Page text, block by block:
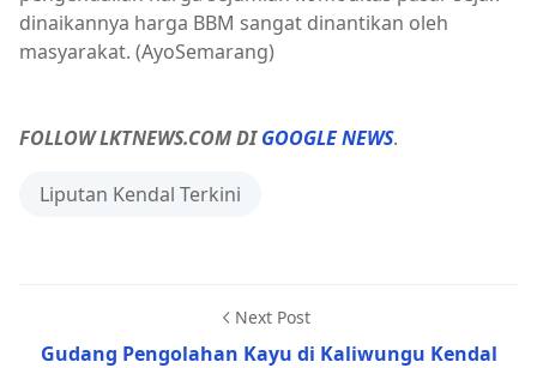
dinaikannya harga BBM sangat dinantikan oleh
masyarakat. (AyoSemarang)
FOLLOW LKTNEWS.COM DIGOOGLE NEWS.
Liputan Kendal Terkini
Next Post
Gudang Pengolahan Kayu di Kaliwungu Kendal